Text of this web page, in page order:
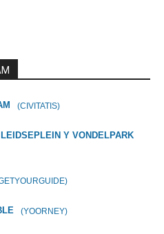
(CIVITATIS)
Y VONDELPARK
(YOORNEY)